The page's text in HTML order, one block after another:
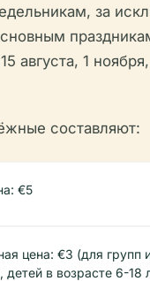
за
августа, 1
составляют:
€5
цена: €3 (для групп
детей в возрасте 6-18